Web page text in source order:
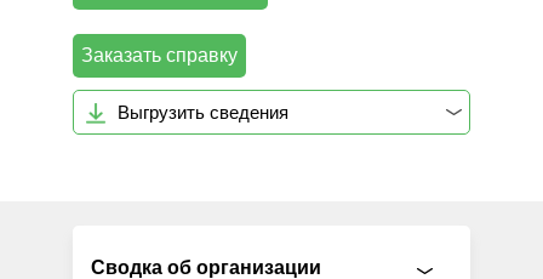
Заказать справку
Выгрузить сведения
Сводка об организации